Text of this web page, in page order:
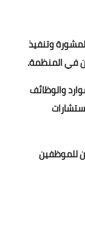
وتنفيذ
في المنظمة.
والوظائف
للموظفين